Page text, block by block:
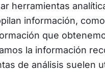
herramientas
información,
que
la información
de análisis suelen